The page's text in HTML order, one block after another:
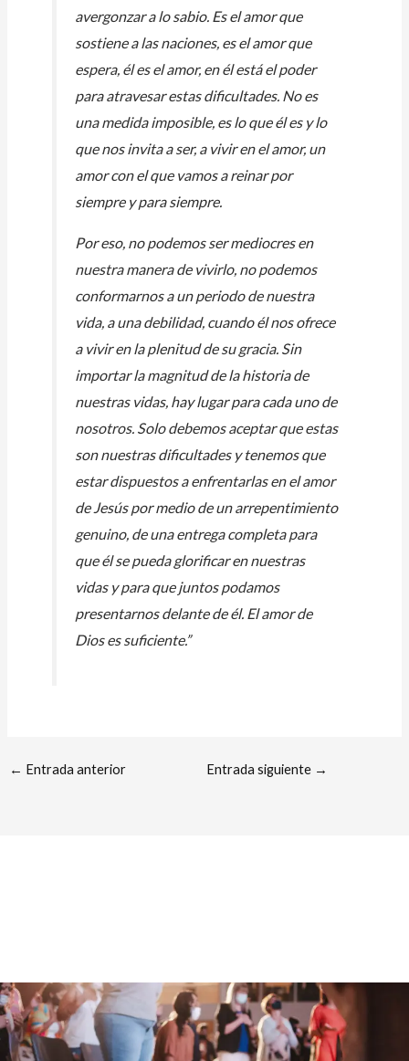
avergonzar a lo sabio. Es el amor que
sostiene a las naciones, es el amor que
espera, él es el amor, en él está el poder
para atravesar estas dificultades. No es
una medida imposible, es lo que él es y lo
que nos invita a ser, a vivir en el amor, un
amor con el que vamos a reinar por
siempre y para siempre.
Por eso, no podemos ser mediocres en
nuestra manera de vivirlo, no podemos
conformarnos a un periodo de nuestra
vida, a una debilidad, cuando él nos ofrece
a vivir en la plenitud de su gracia. Sin
importar la magnitud de la historia de
nuestras vidas, hay lugar para cada uno de
nosotros. Solo debemos aceptar que estas
son nuestras dificultades y tenemos que
estar dispuestos a enfrentarlas en el amor
de Jesús por medio de un arrepentimiento
genuino, de una entrega completa para
que él se pueda glorificar en nuestras
vidas y para que juntos podamos
presentarnos delante de él. El amor de
Dios es suficiente.”
← Entrada anterior Entrada siguiente →